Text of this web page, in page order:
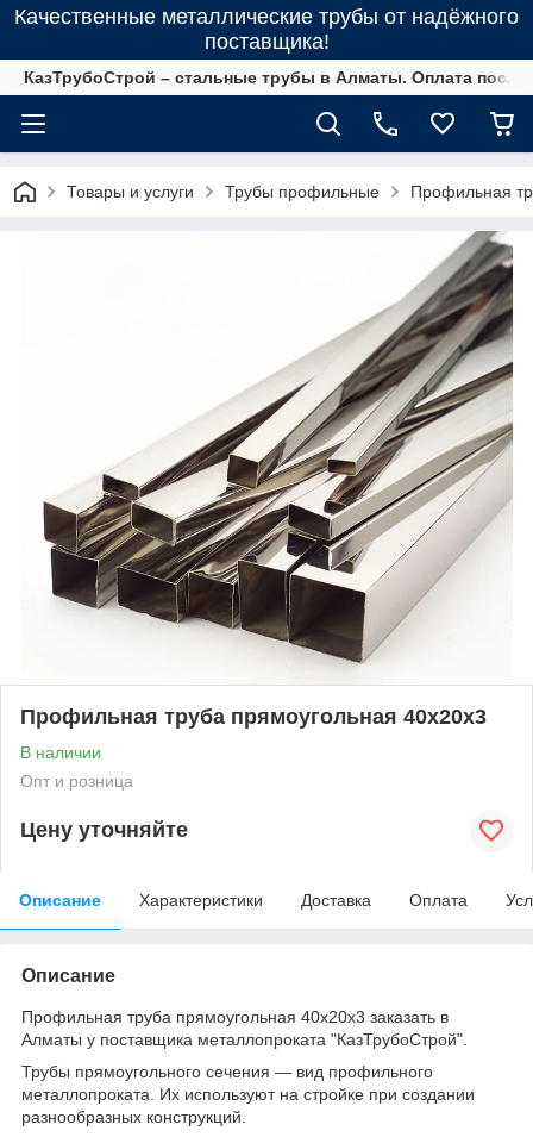
Качественные металлические трубы от надёжного
поставщика!
КазТрубоСтрой – стальные трубы в Алматы. Оплата
Товары и услуги Трубы профильные Профильная
Профильная труба прямоугольная 40х20х3
В наличии
Опт и розница
Цену уточняйте
Описание Характеристики Доставка Оплата
Описание
Профильная труба прямоугольная 40х20х3 заказать в
Алматы у поставщика металлопроката "КазТрубоСтрой".
Трубы прямоугольного сечения ― вид профильного
металлопроката. Их используют на стройке при создании
разнообразных конструкций.